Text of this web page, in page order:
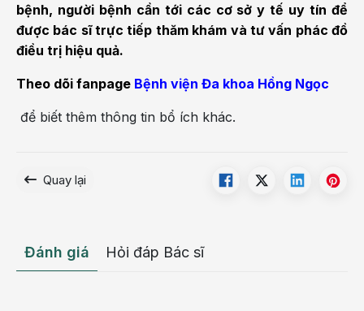
bệnh, người bệnh cần tới các cơ sở y tế uy tín để
được bác sĩ trực tiếp thăm khám và tư vấn phác đồ
điều trị hiệu quả.
Theo dõi fanpage Bệnh viện Đa khoa Hồng Ngọc
để biết thêm thông tin bổ ích khác.
Quay lại
Đánh giá Hỏi đáp Bác sĩ